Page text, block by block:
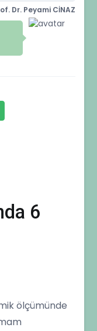
Dr. Peyami CİNAZ
6
ölçümünde